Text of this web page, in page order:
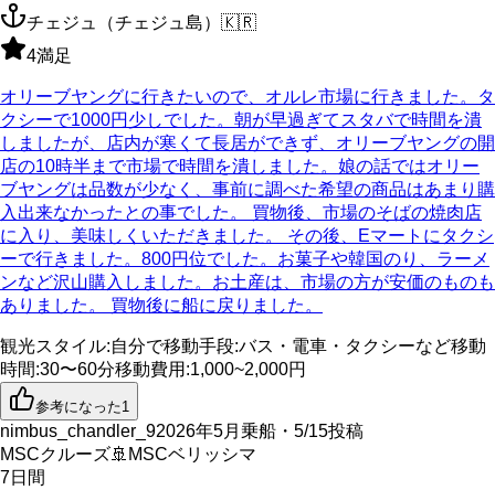
チェジュ（チェジュ島） 🇰🇷
4満足
オリーブヤングに行きたいので、オルレ市場に行きました。タ
クシーで1000円少しでした。朝が早過ぎてスタバで時間を潰
しましたが、店内が寒くて長居ができず、オリーブヤングの開
店の10時半まで市場で時間を潰しました。娘の話ではオリー
ブヤングは品数が少なく、事前に調べた希望の商品はあまり購
入出来なかったとの事でした。 買物後、市場のそばの焼肉店
に入り、美味しくいただきました。 その後、Eマートにタクシ
ーで行きました。800円位でした。お菓子や韓国のり、ラーメ
ンなど沢山購入しました。お土産は、市場の方が安価のものも
ありました。 買物後に船に戻りました。
観光スタイル:自分で移動手段:バス・電車・タクシーなど移動
時間:30〜60分移動費用 :1,000~2,000円
参考になった1
nimbus_chandler_92026年5月乗船・5/15投稿
MSCクルーズ🚢 MSCベリッシマ
7日間